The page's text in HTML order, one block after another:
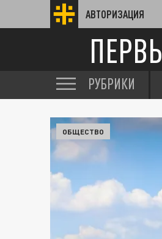
АВТОРИЗАЦИЯ
РУБРИКИ
ОБЩЕСТВО